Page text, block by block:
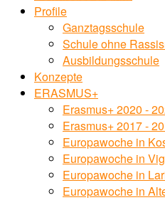
Profile
Ganztagsschule
Schule ohne
Ausbildungsschule
Konzepte
ERASMUS+
Erasmus+ 2020 -
Erasmus+ 2017 -
Europawoche in
Europawoche in
Europawoche in
Europawoche in